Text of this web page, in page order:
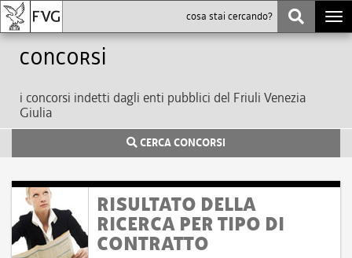
Concorsi
i concorsi indetti dagli enti pubblici del Friuli Venezia
Giulia
CERCA CONCORSI
RISULTATO DELLA
RICERCA PER TIPO DI
CONTRATTO